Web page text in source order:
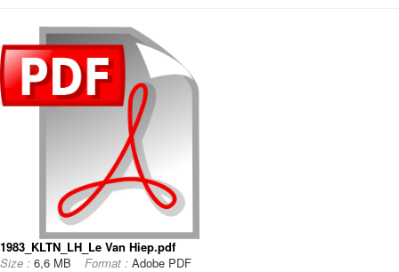
1983_KLTN_LH_Le Van Hiep.pdf
Size : 6,6 MB Format : Adobe PDF